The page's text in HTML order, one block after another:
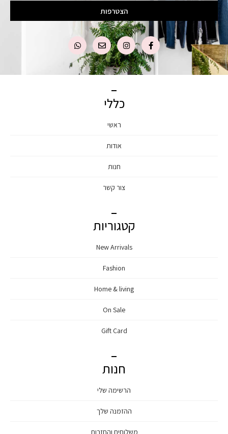
הצטרפות
כללי
ראשי
אודות
חנות
צור קשר
קטגוריות
New Arrivals
Fashion
Home & living
On Sale
Gift Card
חנות
הרשימה שלי
ההזמנה שלך
משלוחים והחזרות